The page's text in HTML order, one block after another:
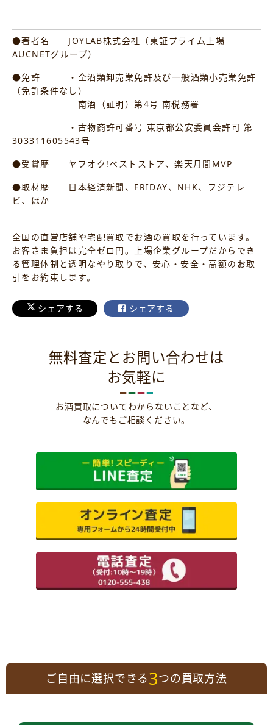
●著者名 JOYLAB株式会社（東証プライム上場
AUCNETグループ）
●免許 ・全酒類卸売業免許及び一般酒類小売業免許
（免許条件なし）
南酒（証明）第4号 南税務署
・古物商許可番号 東京都公安委員会許可 第
303311605543号
●受賞歴 ヤフオク!ベストストア、楽天月間MVP
●取材歴 日本経済新聞、FRIDAY、NHK、フジテレ
ビ、ほか
全国の直営店舗や宅配買取でお酒の買取を行っています。
お客さま負担は完全ゼロ円。上場企業グループだからでき
る管理体制と透明なやり取りで、安心・安全・高額のお取
引をお約束します。
シェアする シェアする
無料査定とお問い合わせは
お気軽に
お酒買取についてわからないことなど、
なんでもご相談ください。
ご自由に選択できる3つの買取方法